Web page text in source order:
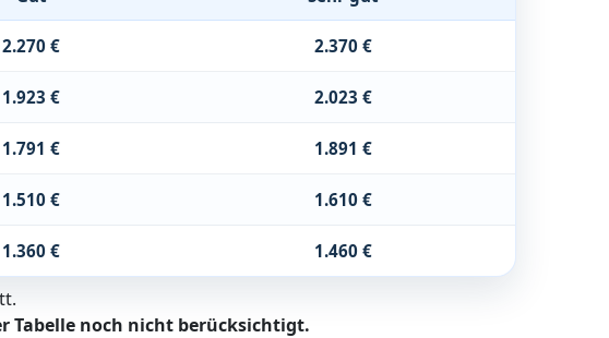
2.270 € 2.370 €
1.923 € 2.023 €
1.791 € 1.891 €
1.510 € 1.610 €
1.360 € 1.460 €
Tabelle noch nicht berücksichtigt.